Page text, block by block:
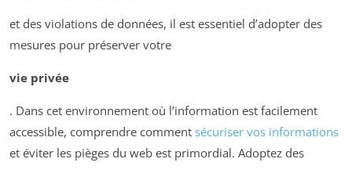
et des violations de données, il est essentiel d’adopter des
mesures pour préserver votre
vie privée
. Dans cet environnement où l’information est facilement
accessible, comprendre comment sécuriser vos informations
et éviter les pièges du web est primordial. Adoptez des